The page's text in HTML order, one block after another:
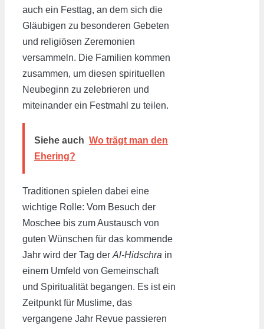
auch ein Festtag, an dem sich die
Gläubigen zu besonderen Gebeten
und religiösen Zeremonien
versammeln. Die Familien kommen
zusammen, um diesen spirituellen
Neubeginn zu zelebrieren und
miteinander ein Festmahl zu teilen.
Siehe auch Wo trägt man den
Ehering?
Traditionen spielen dabei eine
wichtige Rolle: Vom Besuch der
Moschee bis zum Austausch von
guten Wünschen für das kommende
Jahr wird der Tag der Al-Hidschra in
einem Umfeld von Gemeinschaft
und Spiritualität begangen. Es ist ein
Zeitpunkt für Muslime, das
vergangene Jahr Revue passieren